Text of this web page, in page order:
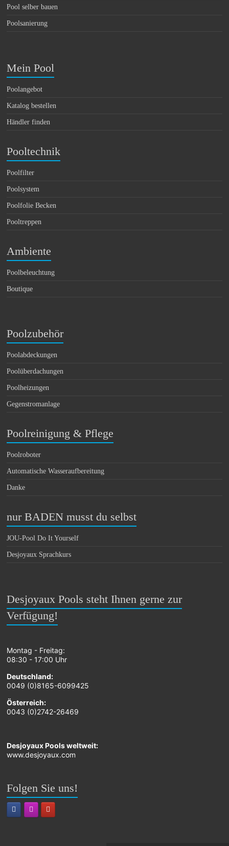
Pool selber bauen
Poolsanierung
Mein Pool
Poolangebot
Katalog bestellen
Händler finden
Pooltechnik
Poolfilter
Poolsystem
Poolfolie Becken
Pooltreppen
Ambiente
Poolbeleuchtung
Boutique
Poolzubehör
Poolabdeckungen
Poolüberdachungen
Poolheizungen
Gegenstromanlage
Poolreinigung & Pflege
Poolroboter
Automatische Wasseraufbereitung
Danke
nur BADEN musst du selbst
JOU-Pool Do It Yourself
Desjoyaux Sprachkurs
Desjoyaux Pools steht Ihnen gerne zur
Verfügung!
Montag - Freitag:
08:30 - 17:00 Uhr
Deutschland:
0049 (0)8165-6099425
Österreich:
0043 (0)2742-26469
Desjoyaux Pools weltweit:
www.desjoyaux.com
Folgen Sie uns!